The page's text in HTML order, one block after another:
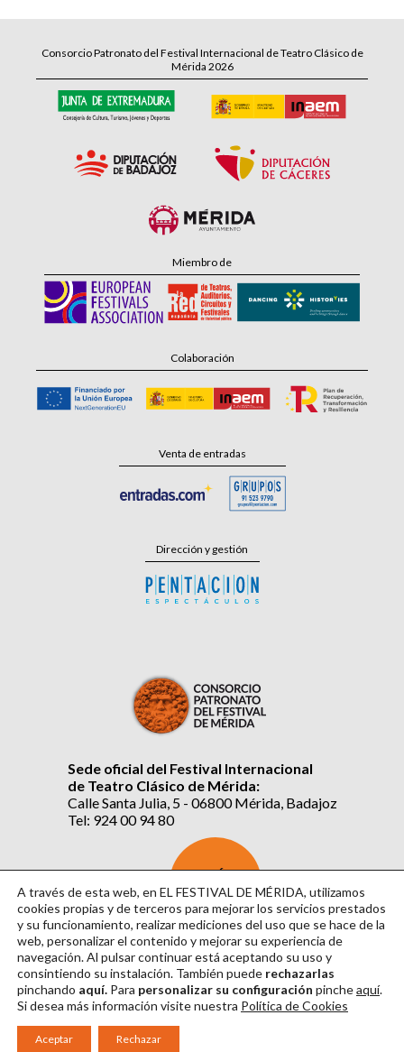
Consorcio Patronato del Festival Internacional de Teatro Clásico de
Mérida 2026
Miembro de
Colaboración
Venta de entradas
Dirección y gestión
Sede oficial del Festival Internacional
de Teatro Clásico de Mérida:
Calle Santa Julia, 5 - 06800 Mérida, Badajoz
Tel: 924 00 94 80
AL BOLETÍN
Aviso Legal|Política de Privacidad
|Webmaster: Axel Kacelnik
A través de esta web, en EL FESTIVAL DE MÉRIDA, utilizamos
cookies propias y de terceros para mejorar los servicios prestados
y su funcionamiento, realizar mediciones del uso que se hace de la
web, personalizar el contenido y mejorar su experiencia de
navegación. Al pulsar continuarestá aceptando su uso y
consintiendo su instalación. También puede rechazarlas
pinchando aquí. Para personalizar su configuración pincheaquí.
Si desea más información visite nuestra Política de Cookies
Aceptar Rechazar